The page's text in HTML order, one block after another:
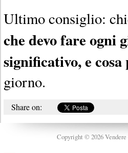
Ultimo consiglio:
che devo fare ogni
significativo, e
giorno.
Share on:
Copyright © 2026